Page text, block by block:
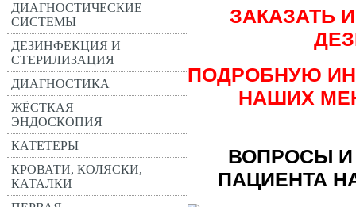
ДИАГНОСТИЧЕСКИЕ
СИСТЕМЫ
ДЕЗИНФЕКЦИЯ И
СТЕРИЛИЗАЦИЯ
ДИАГНОСТИКА
ЖЁСТКАЯ
ЭНДОСКОПИЯ
КАТЕТЕРЫ
КРОВАТИ, КОЛЯСКИ,
КАТАЛКИ
ЗАКАЗАТЬ
ПОДРОБНУЮ
НАШИХ
ВОПРОСЫ И
ПАЦИЕНТА